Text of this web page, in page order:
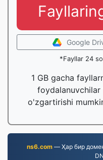
Google
*Fayllar 24
1 GB gacha
foydalanuvchilar
o'zgartirishi
ns6.com— Ҳар бир домен